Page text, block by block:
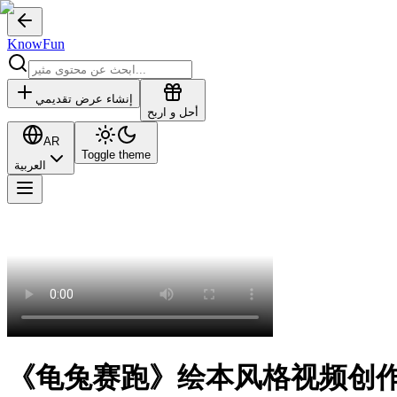
KnowFun
إنشاء عرض تقديمي
أحل و اربح
AR
العربية
Toggle theme
《龟兔赛跑》绘本风格视频创